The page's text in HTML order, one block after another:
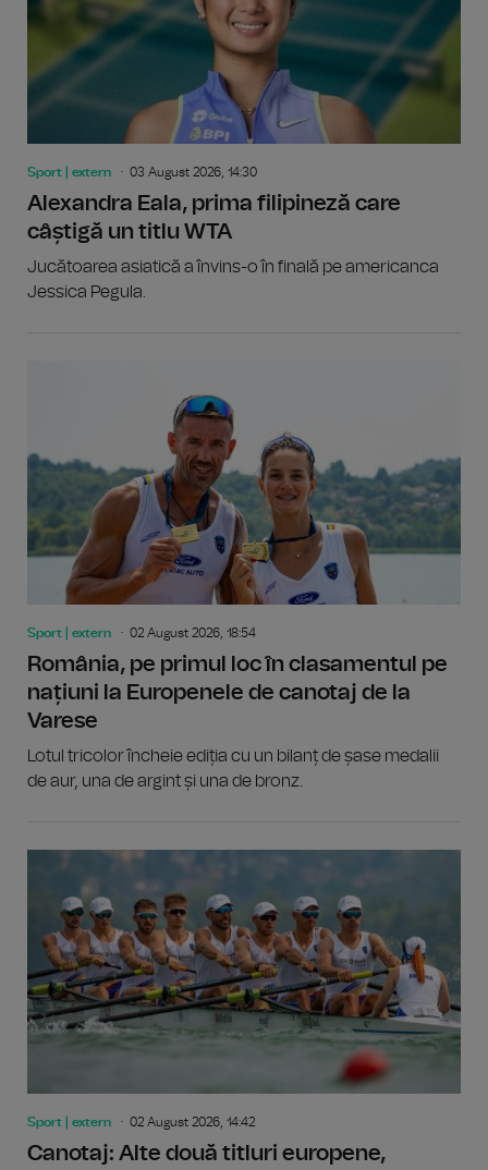
Sport | extern 03 August 2026, 14:30
Alexandra Eala, prima filipineză care
câștigă un titlu WTA
Jucătoarea asiatică a învins-o în finală pe americanca
Jessica Pegula.
Sport | extern 02 August 2026, 18:54
România, pe primul loc în clasamentul pe
națiuni la Europenele de canotaj de la
Varese
Lotul tricolor încheie ediția cu un bilanț de șase medalii
de aur, una de argint și una de bronz.
Sport | extern 02 August 2026, 14:42
Canotaj: Alte două titluri europene,